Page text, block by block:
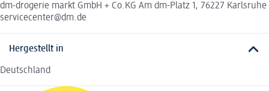
dm-drogerie markt GmbH + Co.KG Am dm-Platz 1, 76227 Karlsruhe
servicecenter@dm.de
Hergestellt in
Deutschland